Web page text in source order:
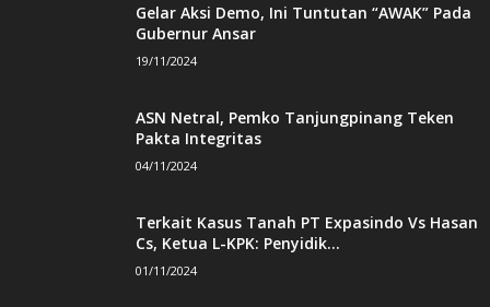
Gelar Aksi Demo, Ini Tuntutan “AWAK” Pada
Gubernur Ansar
19/11/2024
ASN Netral, Pemko Tanjungpinang Teken
Pakta Integritas
04/11/2024
Terkait Kasus Tanah PT Expasindo Vs Hasan
Cs, Ketua L-KPK: Penyidik...
01/11/2024